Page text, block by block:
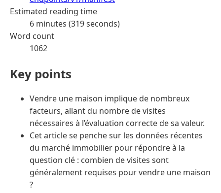
Estimated reading time
6 minutes (319 seconds)
Word count
1062
Key points
Vendre une maison implique de nombreux
facteurs, allant du nombre de visites
nécessaires à l’évaluation correcte de sa valeur.
Cet article se penche sur les données récentes
du marché immobilier pour répondre à la
question clé : combien de visites sont
généralement requises pour vendre une maison
?